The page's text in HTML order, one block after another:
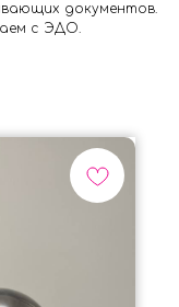
документов.
с ЭДО.